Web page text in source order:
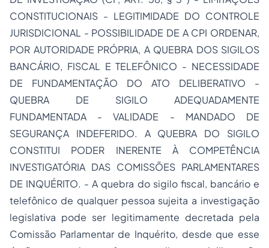
CONSTITUCIONAIS - LEGITIMIDADE DO CONTROLE
JURISDICIONAL - POSSIBILIDADE DE A CPI ORDENAR,
POR AUTORIDADE PRÓPRIA, A QUEBRA DOS SIGILOS
BANCÁRIO, FISCAL E TELEFÔNICO - NECESSIDADE
DE FUNDAMENTAÇÃO DO ATO DELIBERATIVO -
QUEBRA DE SIGILO ADEQUADAMENTE
FUNDAMENTADA - VALIDADE - MANDADO DE
SEGURANÇA INDEFERIDO. A QUEBRA DO SIGILO
CONSTITUI PODER INERENTE À COMPETÊNCIA
INVESTIGATÓRIA DAS COMISSÕES PARLAMENTARES
DE INQUÉRITO. - A quebra do sigilo fiscal, bancário e
telefônico de qualquer pessoa sujeita a investigação
legislativa pode ser legitimamente decretada pela
Comissão Parlamentar de Inquérito, desde que esse